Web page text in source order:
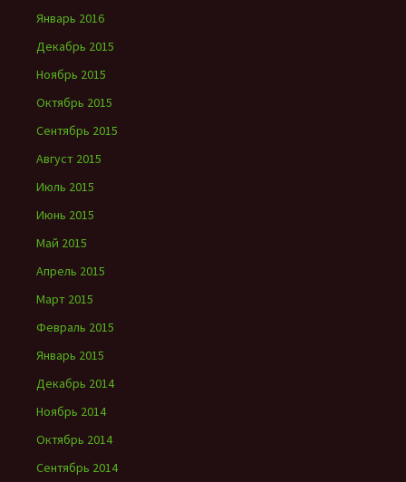
Январь 2016
Декабрь 2015
Ноябрь 2015
Октябрь 2015
Сентябрь 2015
Август 2015
Июль 2015
Июнь 2015
Май 2015
Апрель 2015
Март 2015
Февраль 2015
Январь 2015
Декабрь 2014
Ноябрь 2014
Октябрь 2014
Сентябрь 2014